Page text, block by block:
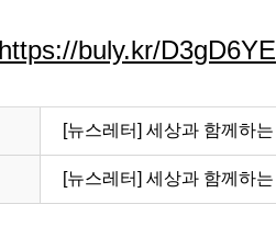
https://buly.kr/D3gD6YE
[뉴스레터] 세상과 함께하
[뉴스레터] 세상과 함께하